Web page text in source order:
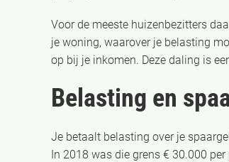
Voor de meeste huizenbezitters
je woning, waarover je belasting
op bij je inkomen. Deze daling is
Belasting en
Je betaalt belasting over je
In 2018 was die grens € 30.000